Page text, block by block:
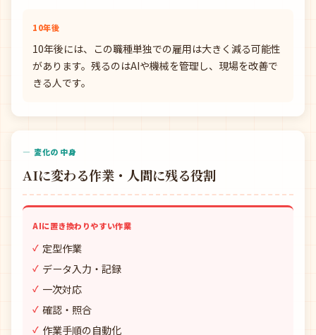
10年後
10年後には、この職種単独での雇用は大きく減る可能性
があります。残るのはAIや機械を管理し、現場を改善で
きる人です。
— 変化の中身
AIに変わる作業・人間に残る役割
AIに置き換わりやすい作業
定型作業
データ入力・記録
一次対応
確認・照合
作業手順の自動化